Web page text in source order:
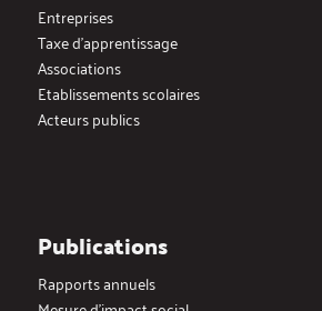
Entreprises
Taxe d’apprentissage
Associations
Etablissements scolaires
Acteurs publics
Publications
Rapports annuels